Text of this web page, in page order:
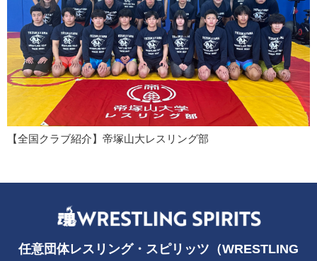
【全国クラブ紹介】帝塚山大レスリング部
任意団体レスリング・スピリッツ（WRESTLING